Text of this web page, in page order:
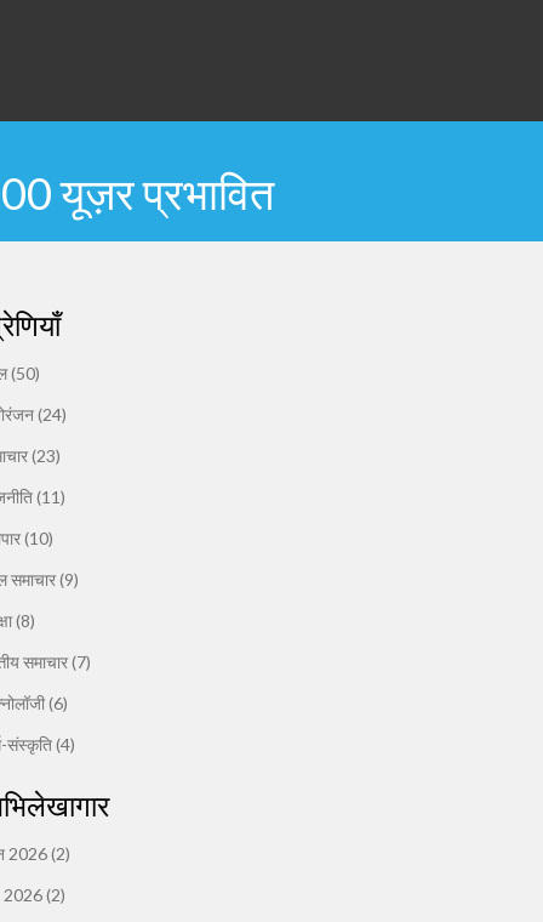
यूज़र प्रभावित
(50)
(24)
(23)
(11)
(10)
समाचार(9)
(8)
समाचार(7)
(6)
संस्कृति(4)
2026(2)
2026(2)